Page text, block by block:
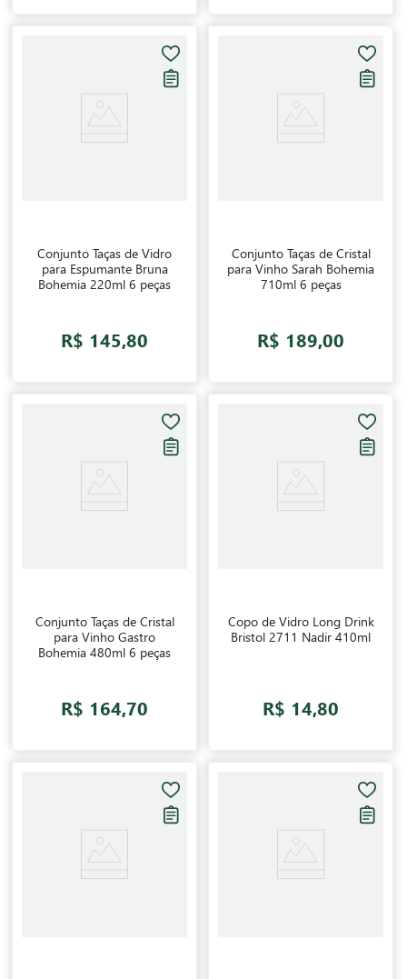
Conjunto Taças de Vidro
para Espumante Bruna
Bohemia 220ml 6 peças
R$ 145,80
Conjunto Taças de Cristal
para Vinho Sarah Bohemia
710ml 6 peças
R$ 189,00
Conjunto Taças de Cristal
para Vinho Gastro
Bohemia 480ml 6 peças
R$ 164,70
Copo de Vidro Long Drink
Bristol 2711 Nadir 410ml
R$ 14,80